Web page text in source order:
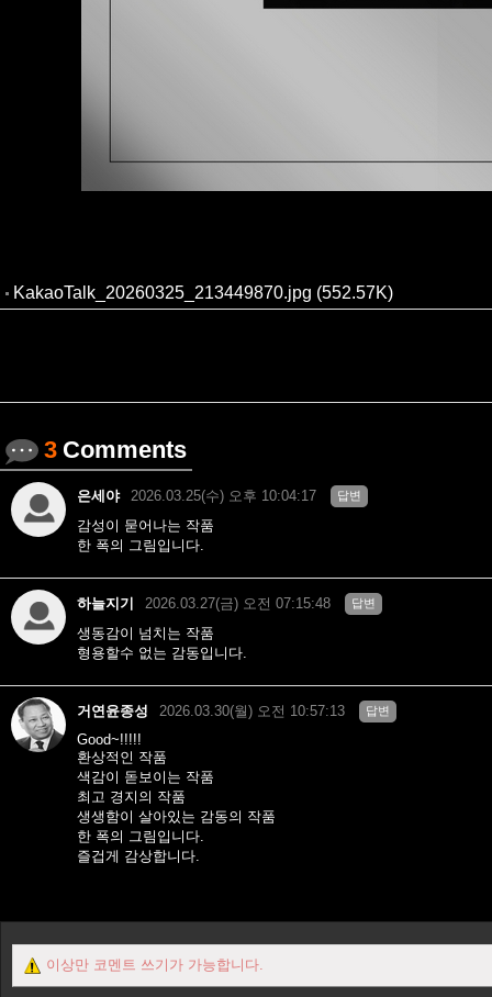
KakaoTalk_20260325_213449870.jpg (552.57K)
3 Comments
은세야 2026.03.25(수) 오후 10:04:17 답변
감성이 묻어나는 작품
한 폭의 그림입니다.
하늘지기 2026.03.27(금) 오전 07:15:48 답변
생동감이 넘치는 작품
형용할수 없는 감동입니다.
거연윤종성 2026.03.30(월) 오전 10:57:13 답변
Good~!!!!!
환상적인 작품
색감이 돋보이는 작품
최고 경지의 작품
생생함이 살아있는 감동의 작품
한 폭의 그림입니다.
즐겁게 감상합니다.
이상만 코멘트 쓰기가 가능합니다.